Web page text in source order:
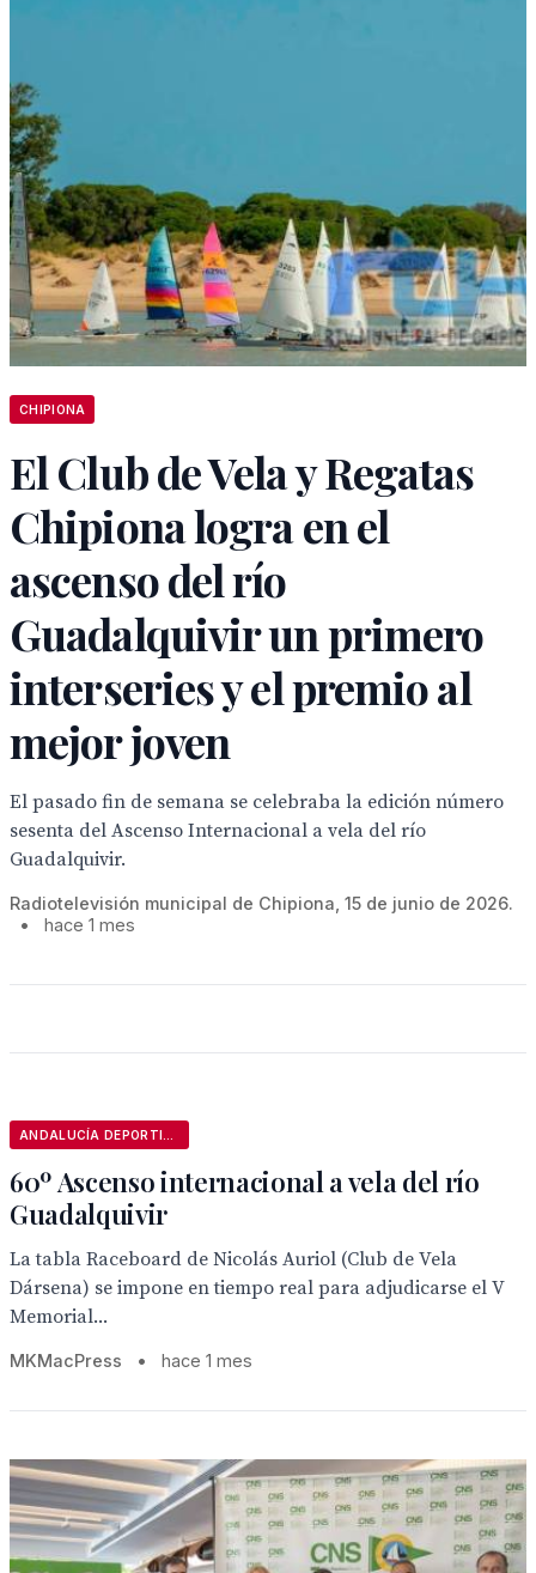
CHIPIONA
El Club de Vela y Regatas
Chipiona logra en el
ascenso del río
Guadalquivir un primero
interseries y el premio al
mejor joven
El pasado fin de semana se celebraba la edición número
sesenta del Ascenso Internacional a vela del río
Guadalquivir.
Radiotelevisión municipal de Chipiona, 15 de junio de 2026.
•
hace 1 mes
60º Ascenso internacional a vela del río
Guadalquivir
La tabla Raceboard de Nicolás Auriol (Club de Vela
Dársena) se impone en tiempo real para adjudicarse el V
Memorial...
MKMacPress • hace 1 mes